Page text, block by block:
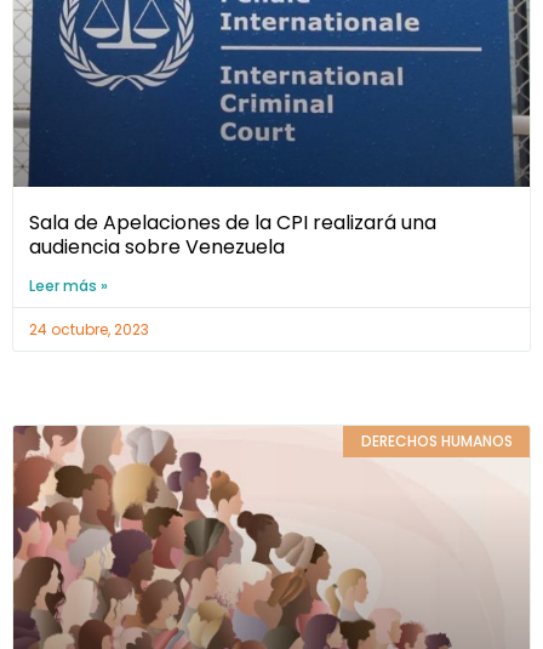
Sala de Apelaciones de la CPI realizará una
audiencia sobre Venezuela
Leer más »
24 octubre, 2023
DERECHOS HUMANOS